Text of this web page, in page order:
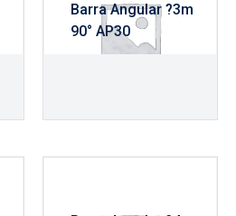
Barra Angular ?3m
90° AP30